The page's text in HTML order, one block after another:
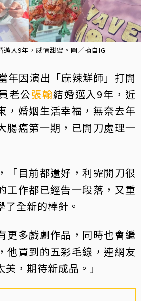
入9年，感情甜蜜。圖／摘自IG
年因演出「麻辣鮮師」打開
老公張翰結婚邁入9年，近
，婚姻生活幸福，無奈去年
腸癌第一期，已開刀處理一
「目前都還好，利霏開刀很
工作都已經告一段落，又重
全新的棒針。
更多戲劇作品，同時也會繼
他買到的五彩毛線，連網友
，期待新成品。」